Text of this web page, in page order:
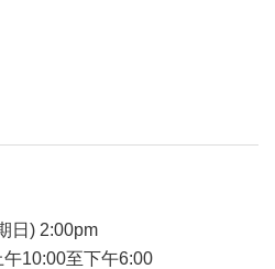
日) 2:00pm
10:00至下午6:00